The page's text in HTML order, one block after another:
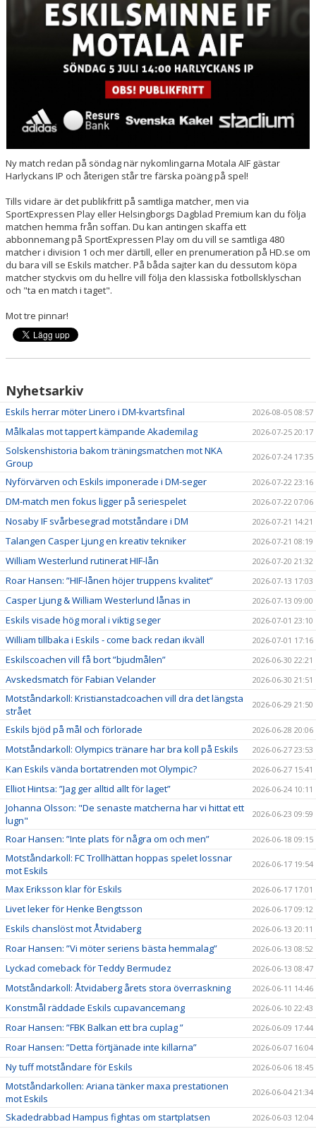
Ny match redan på söndag när nykomlingarna Motala AIF gästar
Harlyckans IP och återigen står tre färska poäng på spel!
Tills vidare är det publikfritt på samtliga matcher, men via
SportExpressen Play eller Helsingborgs Dagblad Premium kan du följa
matchen hemma från soffan. Du kan antingen skaffa ett
abbonnemang på SportExpressen Play om du vill se samtliga 480
matcher i division 1 och mer därtill, eller en prenumeration på HD.se om
du bara vill se Eskils matcher. På båda sajter kan du dessutom köpa
matcher styckvis om du hellre vill följa den klassiska fotbollsklyschan
och "ta en match i taget".
Mot tre pinnar!
Nyhetsarkiv
Eskils herrar möter Linero i DM-kvartsfinal 2026-08-05 08:57
Målkalas mot tappert kämpande Akademilag 2026-07-25 20:17
Solskenshistoria bakom träningsmatchen mot NKA
Group
2026-07-24 17:35
Nyförvärven och Eskils imponerade i DM-seger 2026-07-22 23:16
DM-match men fokus ligger på seriespelet 2026-07-22 07:06
Nosaby IF svårbesegrad motståndare i DM 2026-07-21 14:21
Talangen Casper Ljung en kreativ tekniker 2026-07-21 08:19
William Westerlund rutinerat HIF-lån 2026-07-20 21:32
Roar Hansen: ”HIF-lånen höjer truppens kvalitet” 2026-07-13 17:03
Casper Ljung & William Westerlund lånas in 2026-07-13 09:00
Eskils visade hög moral i viktig seger 2026-07-01 23:10
William tillbaka i Eskils - come back redan ikväll 2026-07-01 17:16
Eskilscoachen vill få bort ”bjudmålen” 2026-06-30 22:21
Avskedsmatch för Fabian Velander 2026-06-30 21:51
Motståndarkoll: Kristianstadcoachen vill dra det längsta
strået
2026-06-29 21:50
Eskils bjöd på mål och förlorade 2026-06-28 20:06
Motståndarkoll: Olympics tränare har bra koll på Eskils 2026-06-27 23:53
Kan Eskils vända bortatrenden mot Olympic? 2026-06-27 15:41
Elliot Hintsa: ”Jag ger alltid allt för laget” 2026-06-24 10:11
Johanna Olsson: "De senaste matcherna har vi hittat ett
lugn"
2026-06-23 09:59
Roar Hansen: ”Inte plats för några om och men” 2026-06-18 09:15
Motståndarkoll: FC Trollhättan hoppas spelet lossnar
mot Eskils
2026-06-17 19:54
Max Eriksson klar för Eskils 2026-06-17 17:01
Livet leker för Henke Bengtsson 2026-06-17 09:12
Eskils chanslöst mot Åtvidaberg 2026-06-13 20:11
Roar Hansen: ”Vi möter seriens bästa hemmalag” 2026-06-13 08:52
Lyckad comeback för Teddy Bermudez 2026-06-13 08:47
Motståndarkoll: Åtvidaberg årets stora överraskning 2026-06-11 14:46
Konstmål räddade Eskils cupavancemang 2026-06-10 22:43
Roar Hansen: ”FBK Balkan ett bra cuplag ” 2026-06-09 17:44
Roar Hansen: ”Detta förtjänade inte killarna” 2026-06-07 16:04
Ny tuff motståndare för Eskils 2026-06-06 18:45
Motståndarkollen: Ariana tänker maxa prestationen
mot Eskils
2026-06-04 21:34
Skadedrabbad Hampus fightas om startplatsen 2026-06-03 12:04